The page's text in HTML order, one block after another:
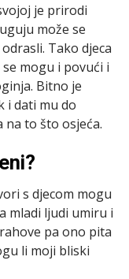
je prirodi
može se
Tako djeca
mogu i povući i
Bitno je
i dati mu do
na to što osjeća.
s djecom mogu
mladi ljudi umiru i
pa ono pita
li moji bliski